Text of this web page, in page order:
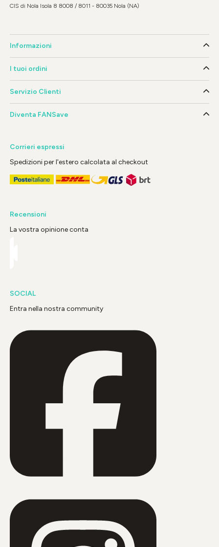
CIS di Nola Isola 8 8008 / 8011 - 80035 Nola (NA)
Informazioni
I tuoi ordini
Servizio Clienti
Diventa FANSave
Corrieri espressi
Spedizioni per l'estero calcolata al checkout
Recensioni
La vostra opinione conta
SOCIAL
Entra nella nostra community